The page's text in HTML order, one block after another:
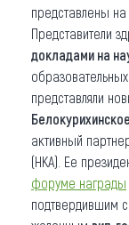
представлены на
Представители
докладами на
представляли
активный
(НКА). Ее
форуме награды
подтвердившим